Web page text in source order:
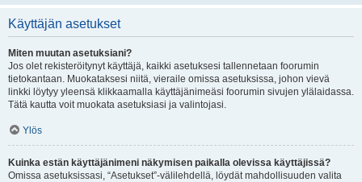
Käyttäjän asetukset
Miten muutan asetuksiani?
Jos olet rekisteröitynyt käyttäjä, kaikki asetuksesi tallennetaan foorumin
tietokantaan. Muokataksesi niitä, vieraile omissa asetuksissa, johon vievä
linkki löytyy yleensä klikkaamalla käyttäjänimeäsi foorumin sivujen ylälaidassa.
Tätä kautta voit muokata asetuksiasi ja valintojasi.
Ylös
Kuinka estän käyttäjänimeni näkymisen paikalla olevissa käyttäjissä?
Omissa asetuksissasi, “Asetukset”-välilehdellä, löydät mahdollisuuden valita